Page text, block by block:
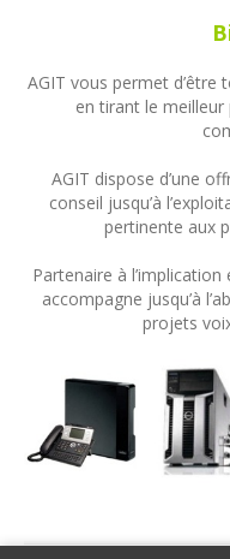
AGIT vous permet
en tirant le
AGIT dispose d’une
conseil jusqu’à
pertinente aux
Partenaire à
accompagne jusqu’à
projets